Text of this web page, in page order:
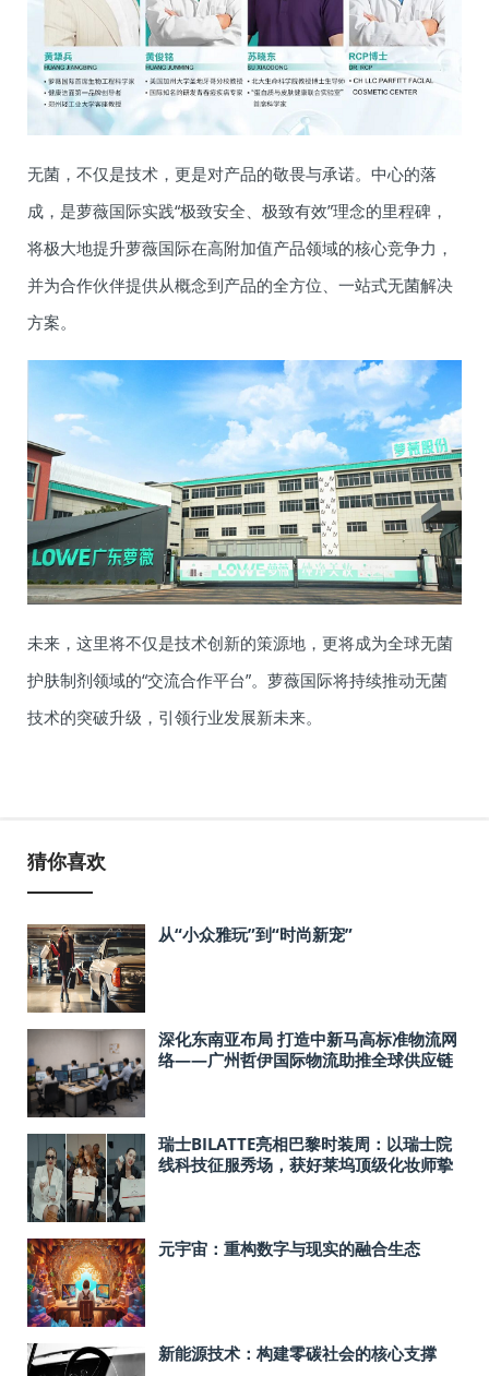
无菌，不仅是技术，更是对产品的敬畏与承诺。中心的落
成，是萝薇国际实践“极致安全、极致有效”理念的里程碑，
将极大地提升萝薇国际在高附加值产品领域的核心竞争力，
并为合作伙伴提供从概念到产品的全方位、一站式无菌解决
方案。
未来，这里将不仅是技术创新的策源地，更将成为全球无菌
护肤制剂领域的“交流合作平台”。萝薇国际将持续推动无菌
技术的突破升级，引领行业发展新未来。
猜你喜欢
从“小众雅玩”到“时尚新宠”
深化东南亚布局 打造中新马高标准物流网
络——广州哲伊国际物流助推全球供应链
瑞士BILATTE亮相巴黎时装周：以瑞士院
线科技征服秀场，获好莱坞顶级化妆师挚
元宇宙：重构数字与现实的融合生态
新能源技术：构建零碳社会的核心支撑